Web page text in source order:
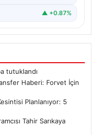
▲ +0.87%
tutuklandı
Haberi: Forvet İçin
Planlanıyor: 5
Tahir Sarıkaya